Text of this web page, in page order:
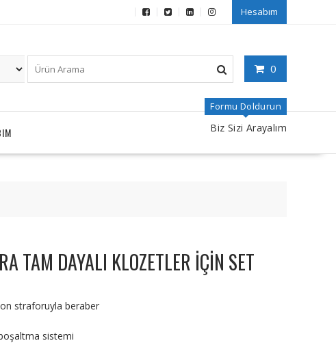
Hesabım
0
Formu Doldurun
Biz Sizi Arayalım
TAM DAYALI KLOZETLER İÇİN SET
straforuyla beraber
sistemi